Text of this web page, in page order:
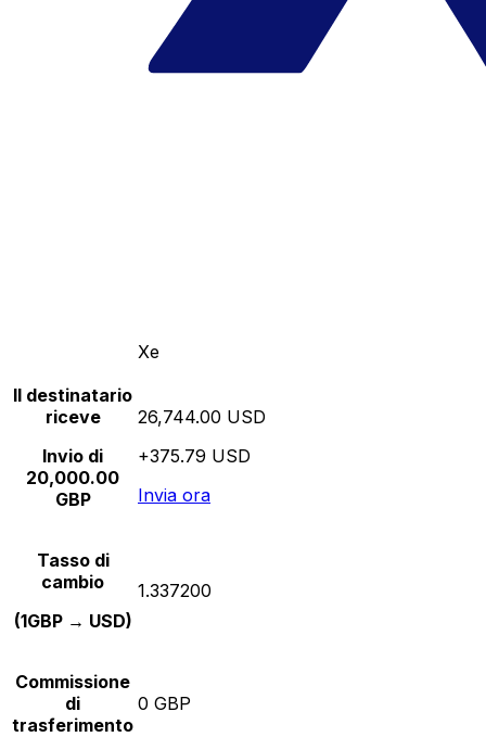
Xe
Il destinatario
riceve
Invio di
20,000.00
GBP
26,744.00 USD
+375.79 USD
Invia ora
Tasso di
cambio
(1GBP → USD)
1.337200
Commissione
di
trasferimento
0 GBP